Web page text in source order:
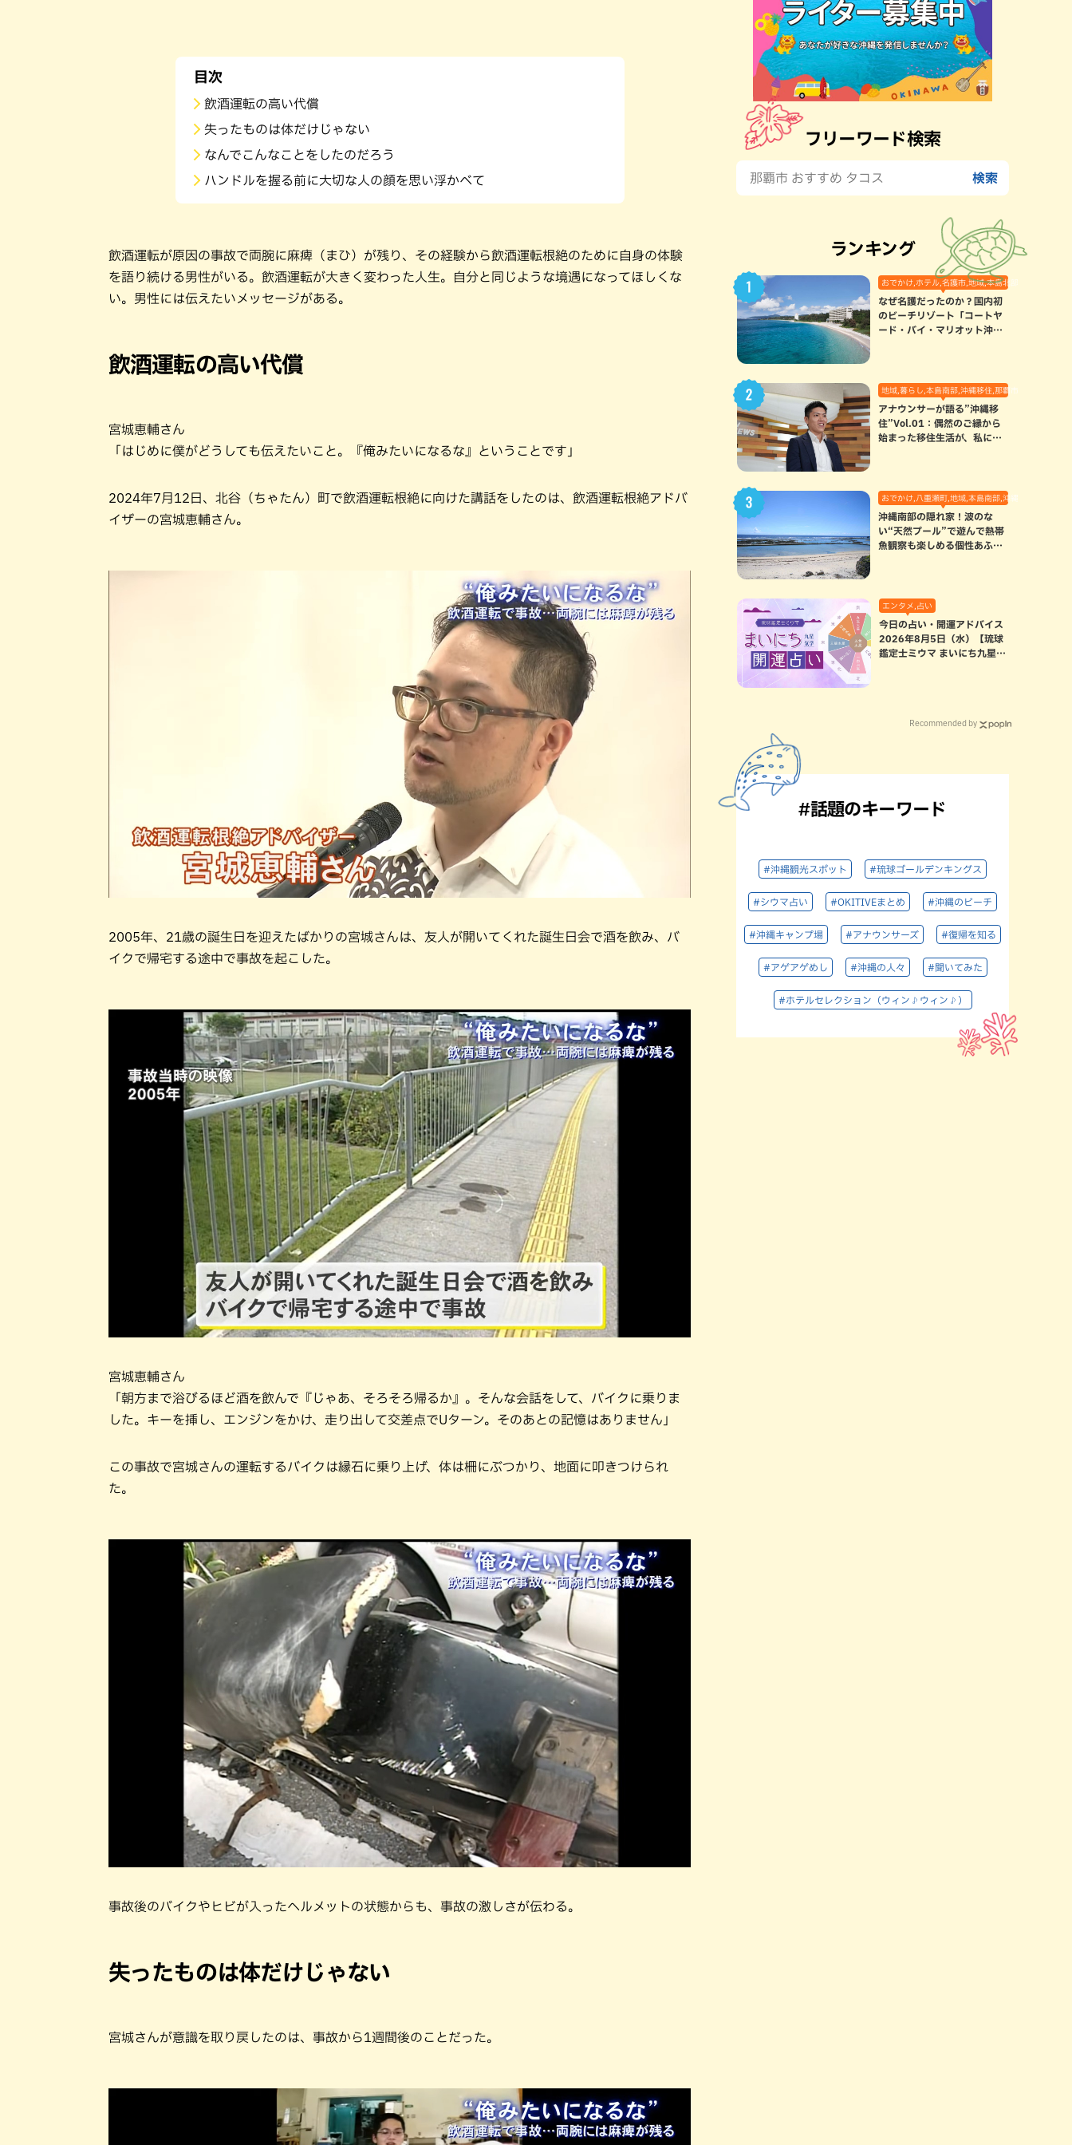
目次
飲酒運転の高い代償
失ったものは体だけじゃない
なんでこんなことをしたのだろう
ハンドルを握る前に大切な人の顔を思い浮かべて
飲酒運転が原因の事故で両腕に麻痺（まひ）が残り、その経験から飲酒運転根絶のために自身の体験
を語り続ける男性がいる。飲酒運転が大きく変わった人生。自分と同じような境遇になってほしくな
い。男性には伝えたいメッセージがある。
飲酒運転の高い代償
宮城恵輔さん
「はじめに僕がどうしても伝えたいこと。『俺みたいになるな』ということです」
2024年7月12日、北谷（ちゃたん）町で飲酒運転根絶に向けた講話をしたのは、飲酒運転根絶アドバ
イザーの宮城恵輔さん。
2005年、21歳の誕生日を迎えたばかりの宮城さんは、友人が開いてくれた誕生日会で酒を飲み、バ
イクで帰宅する途中で事故を起こした。
宮城恵輔さん
「朝方まで浴びるほど酒を飲んで『じゃあ、そろそろ帰るか』。そんな会話をして、バイクに乗りま
した。キーを挿し、エンジンをかけ、走り出して交差点でUターン。そのあとの記憶はありません」
この事故で宮城さんの運転するバイクは縁石に乗り上げ、体は柵にぶつかり、地面に叩きつけられ
た。
事故後のバイクやヒビが入ったヘルメットの状態からも、事故の激しさが伝わる。
失ったものは体だけじゃない
宮城さんが意識を取り戻したのは、事故から1週間後のことだった。
フリーワード検索
ランキング
おでかけ,ホテル,名護市,地域,本島北部
なぜ名護だったのか？国内初
のビーチリゾート「コートヤ
ード・バイ・マリオット沖縄
地域,暮らし,本島南部,沖縄移住,那覇市
アナウンサーが語る”沖縄移
住”Vol.01：偶然のご縁から
始まった移住生活が、私にと
おでかけ,八重瀬町,地域,本島南部,沖縄の海,自然
沖縄南部の隠れ家！波のな
い“天然プール”で遊んで熱帯
魚観察も楽しめる個性あふれ
エンタメ,占い
今日の占い・開運アドバイス
2026年8月5日（水）【琉球
鑑定士ミウマ まいにち九星気
Recommended by
#話題のキーワード
#沖縄観光スポット #琉球ゴールデンキングス
#シウマ占い #OKITIVEまとめ #沖縄のビーチ
#沖縄キャンプ場 #アナウンサーズ #復帰を知る
#アゲアゲめし #沖縄の人々 #聞いてみた
#ホテルセレクション（ウィン♪ウィン♪）